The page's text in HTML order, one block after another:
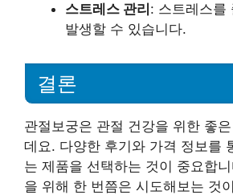
스트레스 관리 : 스트레스를
발생할 수 있습니다.
결론
관절보궁은 관절 건강을 위한 좋
데요. 다양한 후기와 가격 정보를
는 제품을 선택하는 것이 중요합
을 위해 한 번쯤은 시도해보는 것